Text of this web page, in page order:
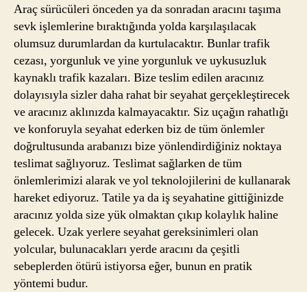
Araç sürücüleri önceden ya da sonradan aracını taşıma
sevk işlemlerine bıraktığında yolda karşılaşılacak
olumsuz durumlardan da kurtulacaktır. Bunlar trafik
cezası, yorgunluk ve yine yorgunluk ve uykusuzluk
kaynaklı trafik kazaları. Bize teslim edilen aracınız
dolayısıyla sizler daha rahat bir seyahat gerçekleştirecek
ve aracınız aklınızda kalmayacaktır. Siz uçağın rahatlığı
ve konforuyla seyahat ederken biz de tüm önlemler
doğrultusunda arabanızı bize yönlendirdiğiniz noktaya
teslimat sağlıyoruz. Teslimat sağlarken de tüm
önlemlerimizi alarak ve yol teknolojilerini de kullanarak
hareket ediyoruz. Tatile ya da iş seyahatine gittiğinizde
aracınız yolda size yük olmaktan çıkıp kolaylık haline
gelecek. Uzak yerlere seyahat gereksinimleri olan
yolcular, bulunacakları yerde aracını da çeşitli
sebeplerden ötürü istiyorsa eğer, bunun en pratik
yöntemi budur.